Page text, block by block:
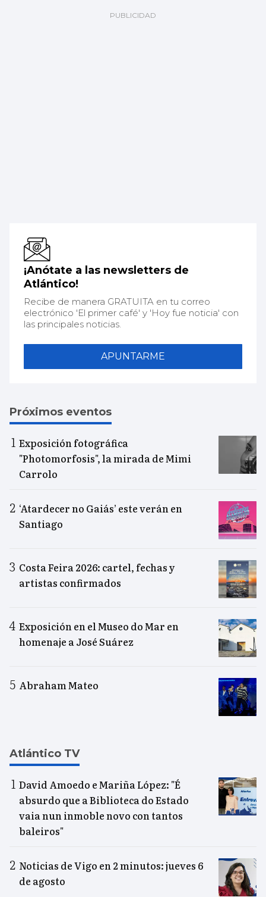
¡Anótate a las newsletters de
Atlántico!
Recibe de manera GRATUITA en tu correo
electrónico 'El primer café' y 'Hoy fue noticia' con
las principales noticias.
APUNTARME
Próximos eventos
Exposición fotográfica
"Photomorfosis", la mirada de Mimi
Carrolo
‘Atardecer no Gaiás’ este verán en
Santiago
Costa Feira 2026: cartel, fechas y
artistas confirmados
Exposición en el Museo do Mar en
homenaje a José Suárez
Abraham Mateo
Atlántico TV
David Amoedo e Mariña López: "É
absurdo que a Biblioteca do Estado
vaia nun inmoble novo con tantos
baleiros"
Noticias de Vigo en 2 minutos: jueves 6
de agosto